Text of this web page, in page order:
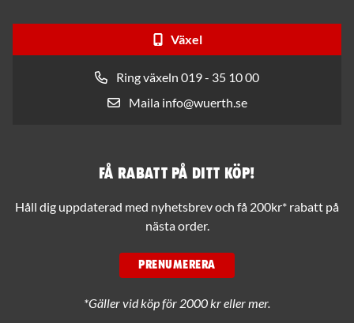
Växel
Ring växeln 019 - 35 10 00
Maila info@wuerth.se
Få rabatt på ditt köp!
Håll dig uppdaterad med nyhetsbrev och få 200kr* rabatt på
nästa order.
PRENUMERERA
*Gäller vid köp för 2000 kr eller mer.